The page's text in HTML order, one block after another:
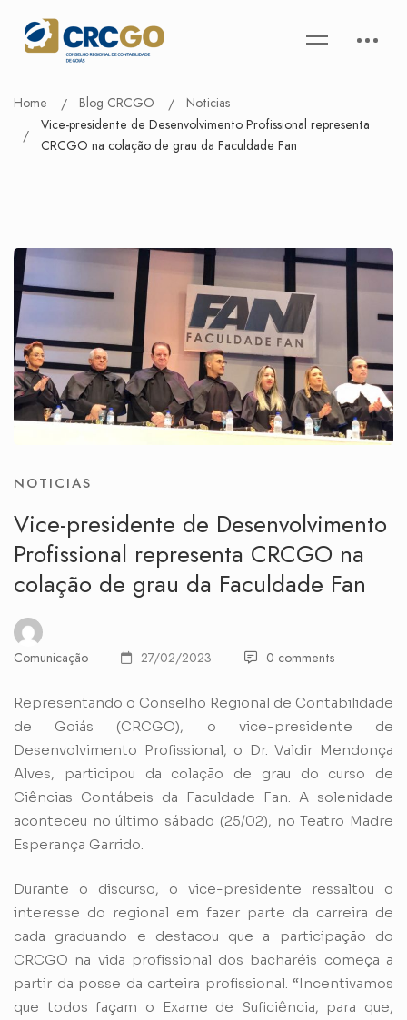
Home Blog CRCGO
Noticias
Vice-presidente de Desenvolvimento Profissional representa
CRCGO na colação de grau da Faculdade Fan
NOTICIAS
Vice-presidente de Desenvolvimento
Profissional representa CRCGO na
colação de grau da Faculdade Fan
Comunicação 27/02/2023 0 comments
Representando o Conselho Regional de Contabilidade
de Goiás (CRCGO), o vice-presidente de
Desenvolvimento Profissional, o Dr. Valdir Mendonça
Alves, participou da colação de grau do curso de
Ciências Contábeis da Faculdade Fan. A solenidade
aconteceu no último sábado (25/02), no Teatro Madre
Esperança Garrido.
Durante o discurso, o vice-presidente ressaltou o
interesse do regional em fazer parte da carreira de
cada graduando e destacou que a participação do
CRCGO na vida profissional dos bacharéis começa a
partir da posse da carteira profissional. “Incentivamos
que todos façam o Exame de Suficiência, para que,